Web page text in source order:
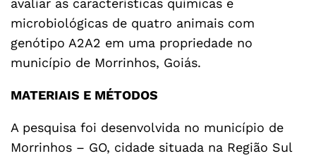
avaliar as características químicas e
microbiológicas de quatro animais com
genótipo A2A2 em uma propriedade no
município de Morrinhos, Goiás.
MATERIAIS E MÉTODOS
A pesquisa foi desenvolvida no município de
Morrinhos – GO, cidade situada na Região Sul